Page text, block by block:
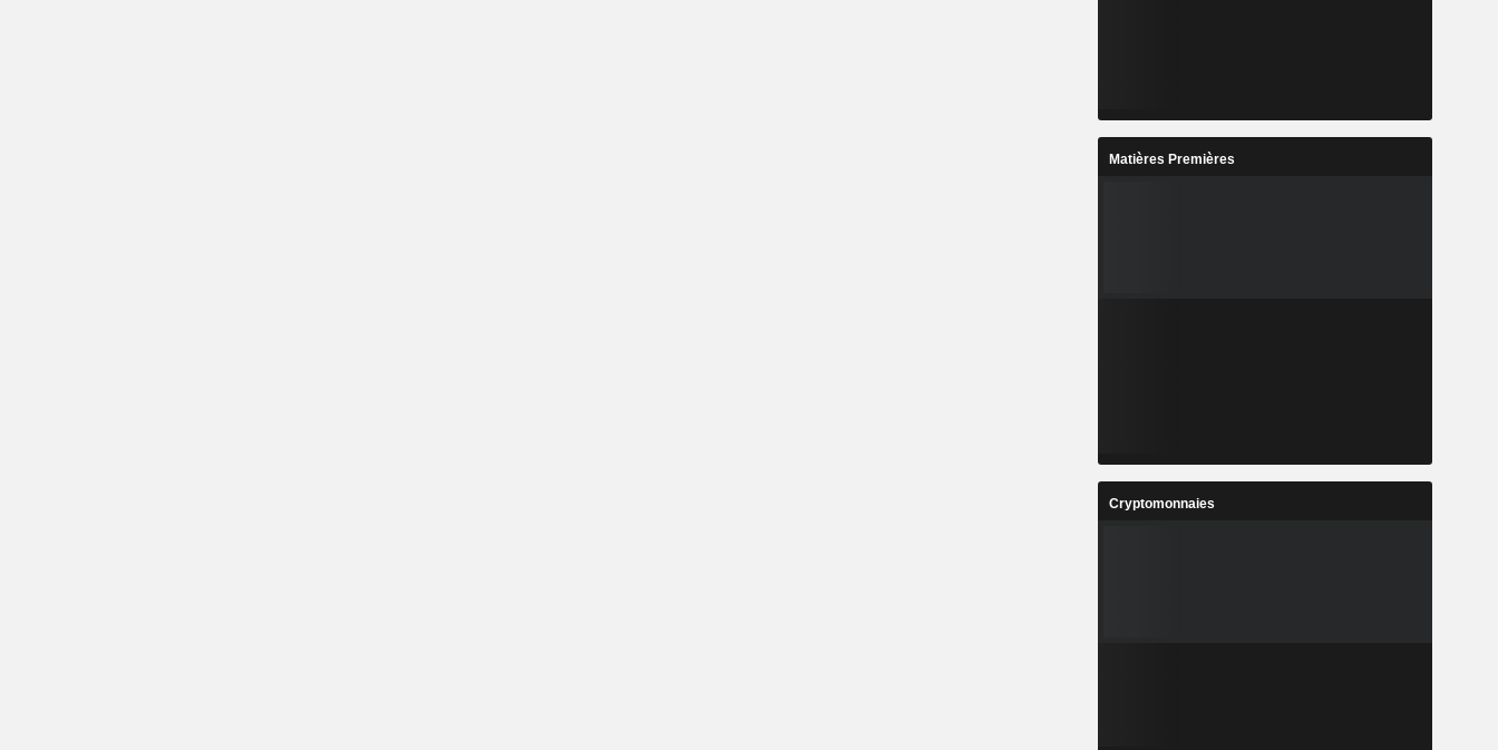
Matières Premières
Cryptomonnaies